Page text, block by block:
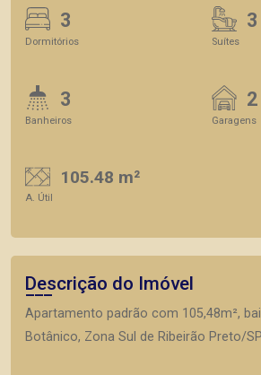
3
Dormitórios
3
Suítes
3
Banheiros
2
Garagens
105.48 m²
A. Útil
Descrição do Imóvel
Apartamento padrão com 105,48m²,
Botânico, Zona Sul de Ribeirão Preto/